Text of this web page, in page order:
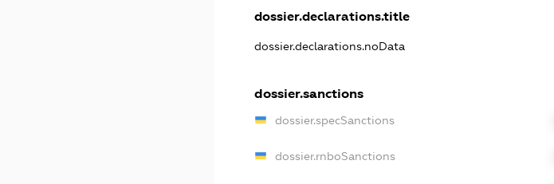
dossier.declarations.title
dossier.declarations.noData
dossier.sanctions
dossier.specSanctions
dossier.rnboSanctions